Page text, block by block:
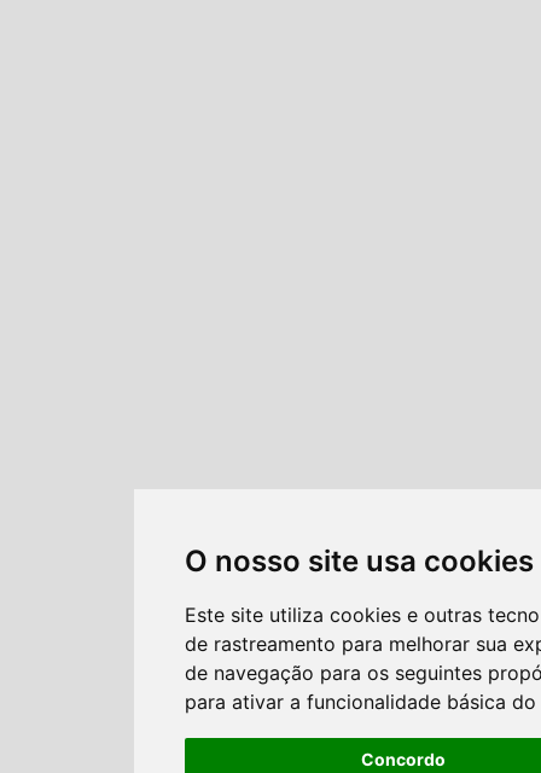
O nosso site usa cookies
Este site utiliza cookies e outras
de rastreamento para melhorar sua
de navegação para os seguintes
para ativar a funcionalidade básica
Concordo